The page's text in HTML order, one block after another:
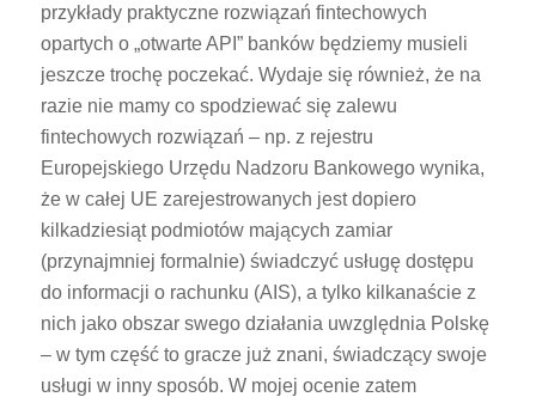
przykłady praktyczne rozwiązań fintechowych
opartych o „otwarte API” banków będziemy musieli
jeszcze trochę poczekać. Wydaje się również, że na
razie nie mamy co spodziewać się zalewu
fintechowych rozwiązań – np. z rejestru
Europejskiego Urzędu Nadzoru Bankowego wynika,
że w całej UE zarejestrowanych jest dopiero
kilkadziesiąt podmiotów mających zamiar
(przynajmniej formalnie) świadczyć usługę dostępu
do informacji o rachunku (AIS), a tylko kilkanaście z
nich jako obszar swego działania uwzględnia Polskę
– w tym część to gracze już znani, świadczący swoje
usługi w inny sposób. W mojej ocenie zatem